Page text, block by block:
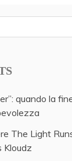
quando la
The Light
Kloudz